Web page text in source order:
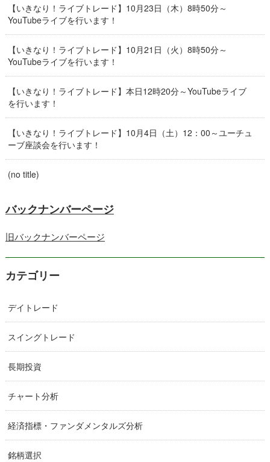
【いきなり！ライブトレード】10月23日（木）8時50分～
YouTubeライブを行います！
【いきなり！ライブトレード】10月21日（火）8時50分～
YouTubeライブを行います！
【いきなり！ライブトレード】本日12時20分～YouTubeライブ
を行います！
【いきなり！ライブトレード】10月4日（土）12：00～ユーチュ
ーブ座談会を行います！
(no title)
バックナンバーページ
旧バックナンバーページ
カテゴリー
デイトレード
スイングトレード
長期投資
チャート分析
経済指標・ファンダメンタルズ分析
銘柄選択